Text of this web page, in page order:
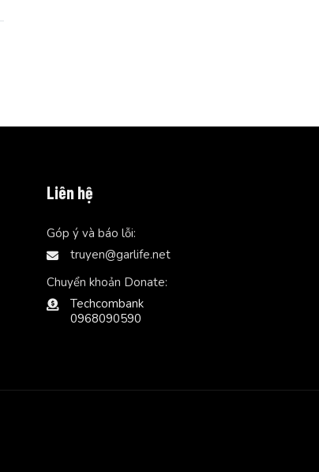
Liên hệ
Góp ý và báo lỗi:
truyen@garlife.net
Chuyển khoản Donate:
Techcombank
0968090590